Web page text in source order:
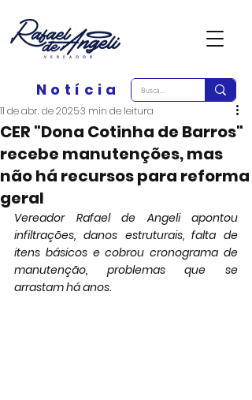
Notícia
CER "Dona Cotinha de Barros"
recebe manutenções, mas
não há recursos para reforma
geral
11 de abr. de 20253 min de leitura
Vereador Rafael de Angeli apontou
infiltrações, danos estruturais, falta de
itens básicos e cobrou cronograma de
manutenção, problemas que se
arrastam há anos.